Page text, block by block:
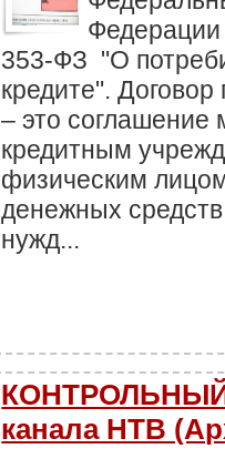
Федерации
353-ФЗ "О
кредите". Договор
– это соглашение
кредитным
физическим
денежных
нужд...
КОНТРОЛЬНЫЙ
канала НТВ